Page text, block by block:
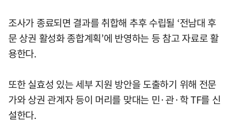
조사가 종료되면 결과를 취합해 추후 수립될 ‘전남대 후
문 상권 활성화 종합계획’에 반영하는 등 참고 자료로 활
용한다.
또한 실효성 있는 세부 지원 방안을 도출하기 위해 전문
가와 상권 관계자 등이 머리를 맞대는 민·관·학 TF를 신
설한다.